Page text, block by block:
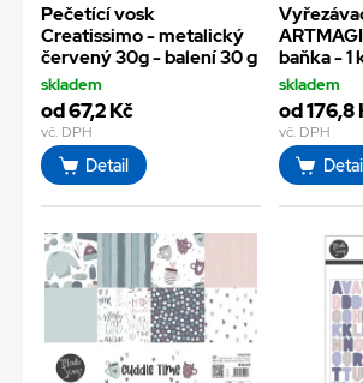
Pečetící vosk
Creatissimo - metalický
červený 30g - balení 30 g
skladem
od 67,2 Kč
vč. DPH
Detail
baňka - 1
skladem
od 176,8
vč. DPH